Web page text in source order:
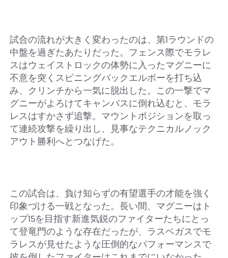
試合の流れが大きく変わったのは、第1ラウンドの
中盤を過ぎたあたりだった。フェンス際でモラレ
スはウェイストロックの体勢に入ったマグニーに
不意を突くスピニングバックエルボーを打ち込
み、クリンチから一気に脱出した。この一撃でマ
グニーがよろけてキャンバスに倒れ込むと、モラ
レスはすかさず追撃。マウントポジションを取っ
て連続攻撃を繰り出し、見事なテクニカルノック
アウト勝利へとつなげた。
この試合は、負け知らずの有望選手の才能を強く
印象づける一戦となった。長い間、マグニーはト
ップ15を目指す新進気鋭のファイターたちにとっ
て登竜門のような存在だったが、ラスベガスでモ
ラレスが見せたような圧倒的なパフォーマンスで